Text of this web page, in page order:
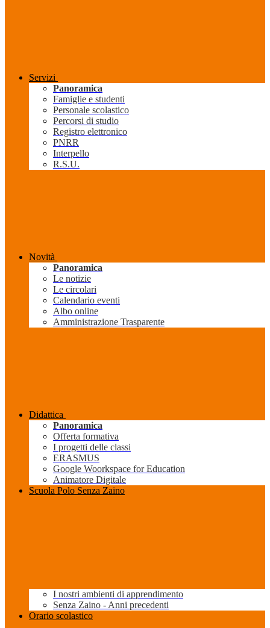
Servizi
Panoramica
Famiglie e studenti
Personale scolastico
Percorsi di studio
Registro elettronico
PNRR
Interpello
R.S.U.
Novità
Panoramica
Le notizie
Le circolari
Calendario eventi
Albo online
Amministrazione Trasparente
Didattica
Panoramica
Offerta formativa
I progetti delle classi
ERASMUS
Google Woorkspace for Education
Animatore Digitale
Scuola Polo Senza Zaino
I nostri ambienti di apprendimento
Senza Zaino - Anni precedenti
Orario scolastico